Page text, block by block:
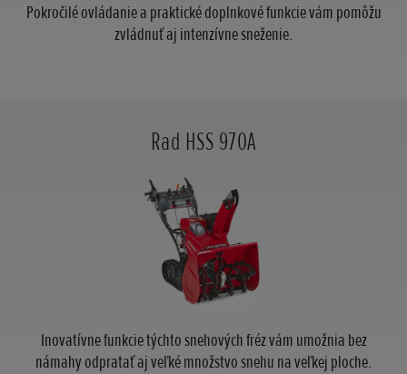
Pokročilé ovládanie a praktické doplnkové funkcie vám pomôžu
zvládnuť aj intenzívne sneženie.
Rad HSS 970A
Inovatívne funkcie týchto snehových fréz vám umožnia bez
námahy odpratať aj veľké množstvo snehu na veľkej ploche.